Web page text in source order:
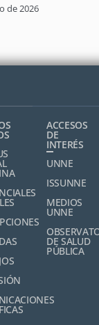
de 2026
ACCESOS
DE
INTERÉS
UNNE
ISSUNNE
MEDIOS
UNNE
DE SALUD
PÚBLICA